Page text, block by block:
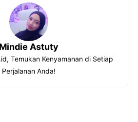
Mindie Astuty
Temukan Kenyamanan di Setiap
Perjalanan Anda!